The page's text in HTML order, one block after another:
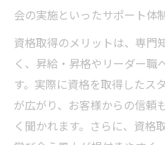
会の実施といったサポート体
資格取得のメリットは、専門
く、昇給・昇格やリーダー職
す。実際に資格を取得したス
が広がり、お客様からの信頼
く聞かれます。さらに、資格